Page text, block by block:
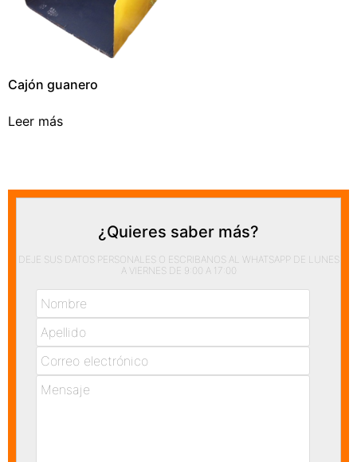
Cajón guanero
Leer más
¿Quieres saber más?
DEJE SUS DATOS PERSONALES O ESCRIBANOS AL WHATSAPP DE LUNES
A VIERNES DE 9:00 A 17:00